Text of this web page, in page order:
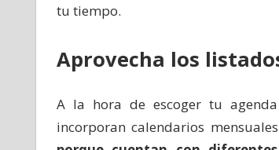
tu tiempo.
Aprovecha los
A la hora de escoger tu
incorporan calendarios